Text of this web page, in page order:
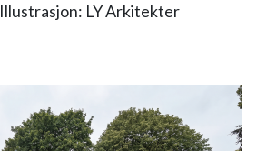
Illustrasjon: LY Arkitekter